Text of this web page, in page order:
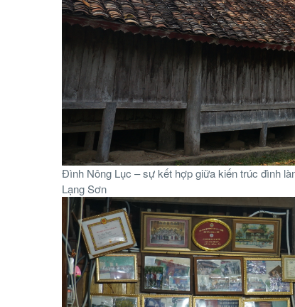
Đình Nông Lục – sự kết hợp giữa kiến trúc đình
Lạng Sơn